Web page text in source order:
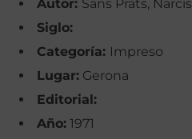
Autor: Sans Prats, Narcís
Siglo:
Categoría: Impreso
Lugar: Gerona
Editorial:
Año: 1971